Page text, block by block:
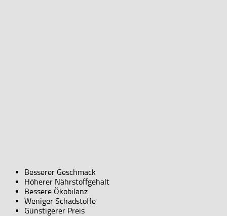
Besserer Geschmack
Höherer Nährstoffgehalt
Bessere Ökobilanz
Weniger Schadstoffe
Günstigerer Preis